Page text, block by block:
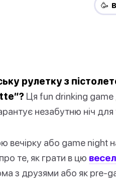
🥳
рулетку з
Ця fun drinking game
незабутню ніч для
вечірку або game night
те, як грати в цю
з друзями або як pre-